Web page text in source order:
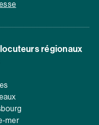
régionaux
mer